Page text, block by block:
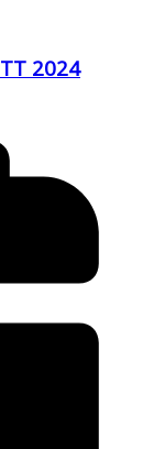
2024